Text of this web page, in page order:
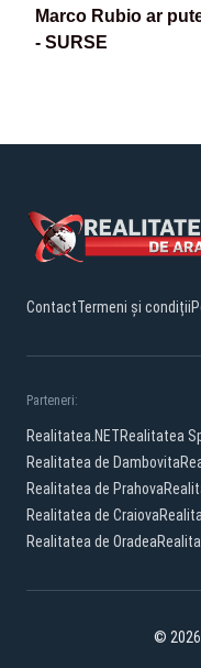
Marco Rubio ar
- SURSE
ContactTermeni și condiții
Parteneri:
Realitatea.NETRealitatea
Realitatea de Dambovita
Realitatea de Prahova
Realitatea de Craiova
Realitatea de Oradea
© 2026